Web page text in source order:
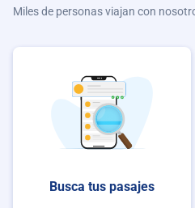
Miles de personas viajan con
Busca tus pasajes